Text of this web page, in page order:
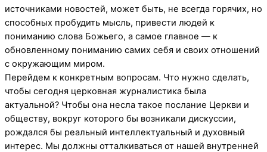
источниками новостей, может быть, не всегда горячих, но
способных пробудить мысль, привести людей к
пониманию слова Божьего, а самое главное — к
обновленному пониманию самих себя и своих отношений
с окружающим миром.
Перейдем к конкретным вопросам. Что нужно сделать,
чтобы сегодня церковная журналистика была
актуальной? Чтобы она несла такое послание Церкви и
обществу, вокруг которого бы возникали дискуссии,
рождался бы реальный интеллектуальный и духовный
интерес. Мы должны отталкиваться от нашей внутренней